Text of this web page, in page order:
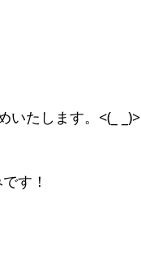
いたします。<(_ _)>
す！